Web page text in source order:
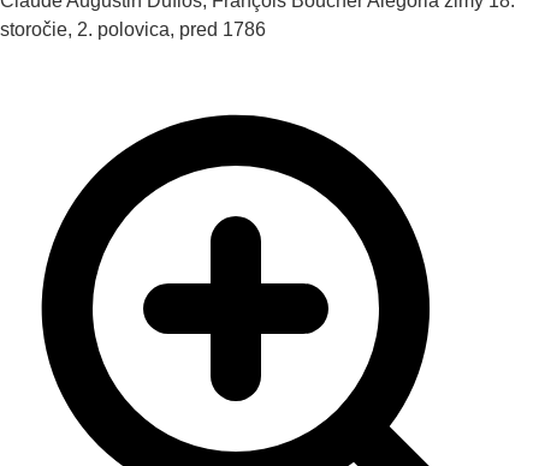
storočie, 2. polovica, pred 1786